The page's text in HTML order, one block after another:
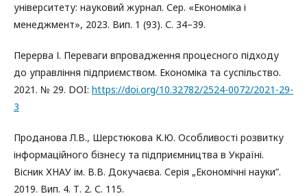
університету: науковий журнал. Сер. «Економіка і
менеджмент», 2023. Вип. 1 (93). С. 34–39.
Перерва І. Переваги впровадження процесного підходу
до управління підприємством. Економіка та суспільство.
2021. № 29. DOI: https://doi.org/10.32782/2524-0072/2021-29-
3
Проданова Л.В., Шерстюкова К.Ю. Особливості розвитку
інформаційного бізнесу та підприємництва в Україні.
Вісник ХНАУ ім. В.В. Докучаєва. Серія „Економічні науки”.
2019. Вип. 4. Т. 2. С. 115.